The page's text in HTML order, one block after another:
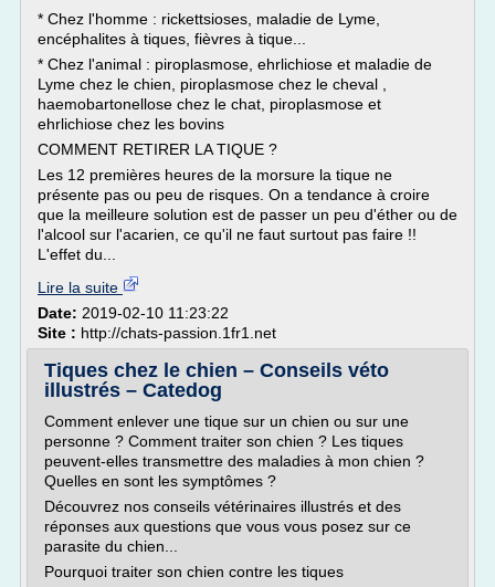
* Chez l'homme : rickettsioses, maladie de Lyme,
encéphalites à tiques, fièvres à tique...
* Chez l'animal : piroplasmose, ehrlichiose et maladie de
Lyme chez le chien, piroplasmose chez le cheval ,
haemobartonellose chez le chat, piroplasmose et
ehrlichiose chez les bovins
COMMENT RETIRER LA TIQUE ?
Les 12 premières heures de la morsure la tique ne
présente pas ou peu de risques. On a tendance à croire
que la meilleure solution est de passer un peu d'éther ou de
l'alcool sur l'acarien, ce qu'il ne faut surtout pas faire !!
L'effet du...
Lire la suite
Date: 2019-02-10 11:23:22
Site : http://chats-passion.1fr1.net
Tiques chez le chien – Conseils véto
illustrés – Catedog
Comment enlever une tique sur un chien ou sur une
personne ? Comment traiter son chien ? Les tiques
peuvent-elles transmettre des maladies à mon chien ?
Quelles en sont les symptômes ?
Découvrez nos conseils vétérinaires illustrés et des
réponses aux questions que vous vous posez sur ce
parasite du chien...
Pourquoi traiter son chien contre les tiques